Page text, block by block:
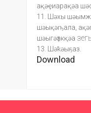
ақәҿиарақәа
11. Шәхы
шәықәҧала,
шәыгәҭакқәа
13. Шәҟәыҕаз.
Download